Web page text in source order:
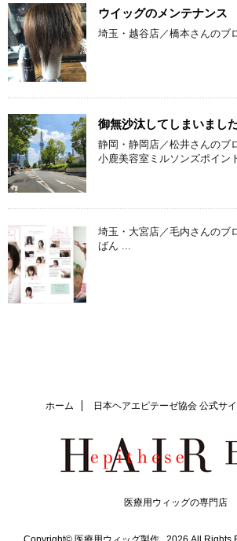
ウイッグのメンテナンス
埼玉・越谷店／橋本さんの
御無沙汰してしまいました
静岡・静岡店／松井さんのブ
小鹿美容室ミルソンズポイン
埼玉・大宮店／毛内さんの
ばん ...
ホーム 日本ヘアエピテーゼ協会 公式サイ
医療用ウィッグの専門店